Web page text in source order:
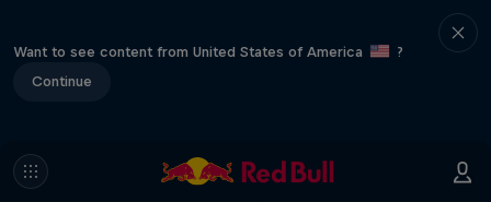
Want to see content from United States of America
?
Continue
Beyond the Line